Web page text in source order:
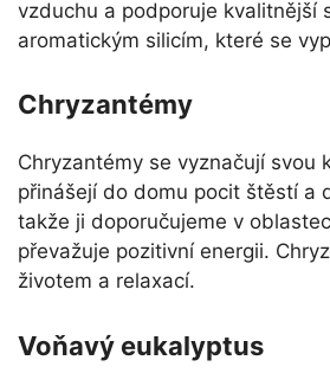
vzduchu a podporuje kvalitnější
aromatickým silicím, které se
Chryzantémy
Chryzantémy se vyznačují svou
přinášejí do domu pocit štěstí a
takže ji doporučujeme v
převažuje pozitivní energii.
životem a relaxací.
Voňavý eukalyptus